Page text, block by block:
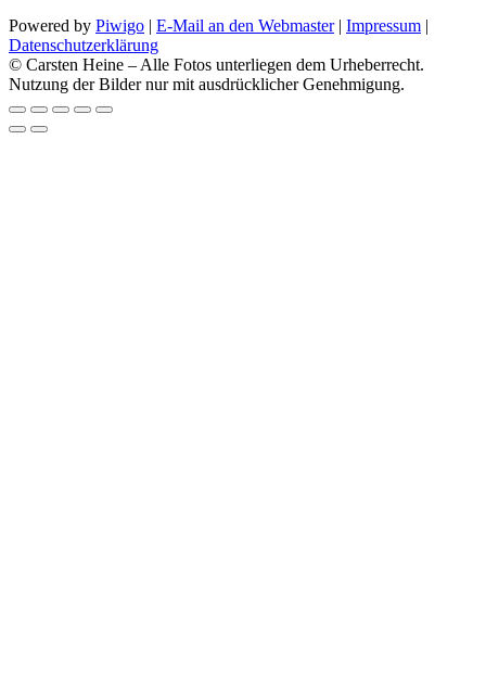
Powered by Piwigo | E-Mail an den Webmaster | Impressum |
Datenschutzerklärung
© Carsten Heine – Alle Fotos unterliegen dem Urheberrecht.
Nutzung der Bilder nur mit ausdrücklicher Genehmigung.